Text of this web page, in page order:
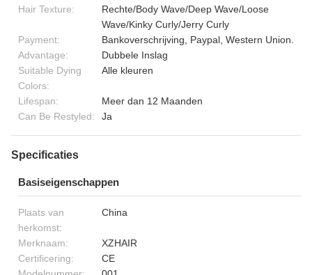
Hair Texture:
Rechte/Body Wave/Deep Wave/Loose
Wave/Kinky Curly/Jerry Curly
Payment:
Bankoverschrijving, Paypal, Western Union.
Advantage:
Dubbele Inslag
Suitable Dying
Colors:
Alle kleuren
Lifespan:
Meer dan 12 Maanden
Can Be Restyled:
Ja
Specificaties
Basiseigenschappen
Plaats van
herkomst:
China
Merknaam:
XZHAIR
Certificering:
CE